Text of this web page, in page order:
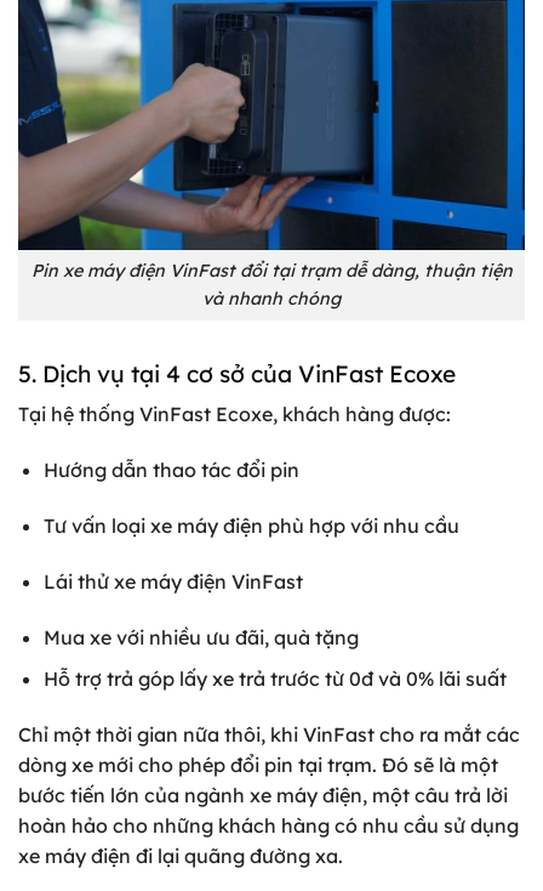
Pin xe máy điện VinFast đổi tại trạm dễ dàng, thuận tiện
và nhanh chóng
5. Dịch vụ tại 4 cơ sở của VinFast Ecoxe
Tại hệ thống VinFast Ecoxe, khách hàng được:
Hướng dẫn thao tác đổi pin
Tư vấn loại xe máy điện phù hợp với nhu cầu
Lái thử xe máy điện VinFast
Mua xe với nhiều ưu đãi, quà tặng
Hỗ trợ trả góp lấy xe trả trước từ 0đ và 0% lãi suất
Chỉ một thời gian nữa thôi, khi VinFast cho ra mắt các
dòng xe mới cho phép đổi pin tại trạm. Đó sẽ là một
bước tiến lớn của ngành xe máy điện, một câu trả lời
hoàn hảo cho những khách hàng có nhu cầu sử dụng
xe máy điện đi lại quãng đường xa.